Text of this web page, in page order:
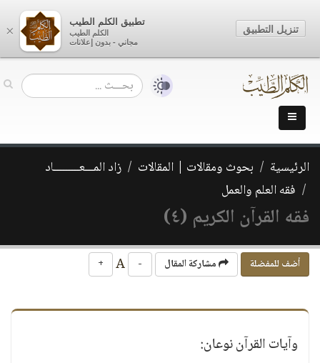
الرئيسية بحوث ومقالات | المقالات
زاد المـــعـــــــــاد
فقه العلم والعمل
فقه القرآن الكريم (٤)
أضف للمفضلة مشاركة المقال -
+
وآيات القرآن نوعان:
×
تطبيق الكلم الطيب
الكلم الطيب
مجاني - بدون إعلانات
تنزيل التطبيق